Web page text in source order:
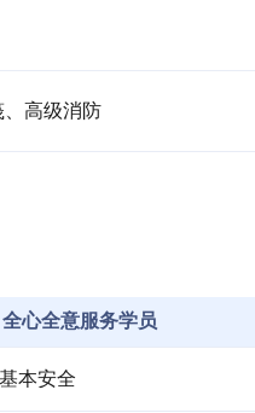
高级消防
心全意服务学员
本安全